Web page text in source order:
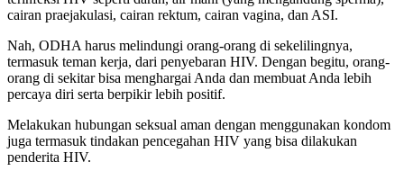
cairan praejakulasi, cairan rektum, cairan vagina, dan ASI.
Nah, ODHA harus melindungi orang-orang di sekelilingnya,
termasuk teman kerja, dari penyebaran HIV. Dengan begitu, orang-
orang di sekitar bisa menghargai Anda dan membuat Anda lebih
percaya diri serta berpikir lebih positif.
Melakukan hubungan seksual aman dengan menggunakan kondom
juga termasuk tindakan pencegahan HIV yang bisa dilakukan
penderita HIV.